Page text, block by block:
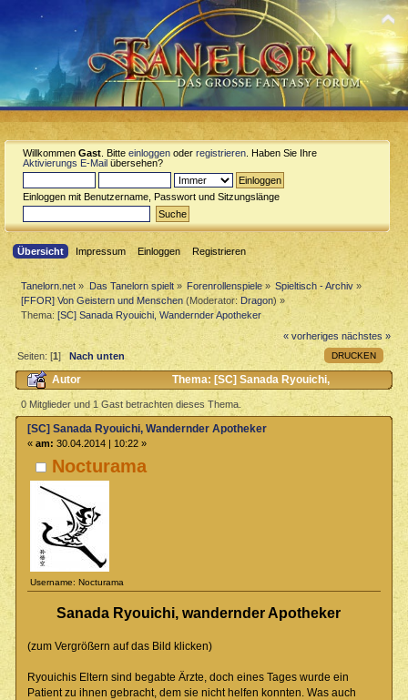
Willkommen Gast . Bitte einloggen oder registrieren . Haben Sie Ihre
Aktivierungs E-Mail übersehen?
Einloggen mit Benutzername, Passwort und Sitzungslänge
Übersicht Impressum Einloggen Registrieren
Tanelorn.net » Das Tanelorn spielt» Forenrollenspiele» Spieltisch - Archiv »
[FFOR] Von Geistern und Menschen(Moderator: Dragon) »
Thema:[SC] Sanada Ryouichi, Wandernder Apotheker
« vorheriges nächstes »
DRUCKEN
Seiten: [1] Nach unten
Autor
Thema: [SC] Sanada Ryouichi,
Wandernder Apotheker (Gelesen 3036 mal)
0 Mitglieder und 1 Gast betrachten dieses Thema.
Nocturama
Username: Nocturama
[SC] Sanada Ryouichi, Wandernder Apotheker
« am: 30.04.2014 | 10:22 »
Sanada Ryouichi, wandernder Apotheker
(zum Vergrößern auf das Bild klicken)
Ryouichis Eltern sind begabte Ärzte, doch eines Tages wurde ein
Patient zu ihnen gebracht, dem sie nicht helfen konnten. Was auch